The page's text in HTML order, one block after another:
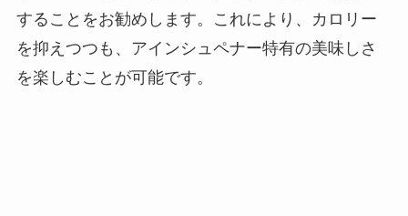
することをお勧めします。これにより、カロリー
を抑えつつも、アインシュペナー特有の美味しさ
を楽しむことが可能です。